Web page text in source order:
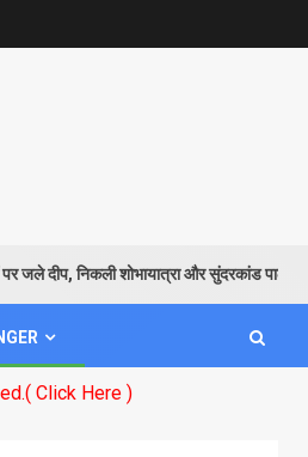
दीप, निकली शोभायात्रा और सुंदरकांड पाठ से
Here )